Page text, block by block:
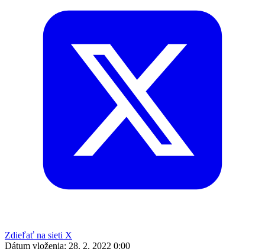
Zdieľať na sieti X
Dátum vloženia: 28. 2. 2022 0:00